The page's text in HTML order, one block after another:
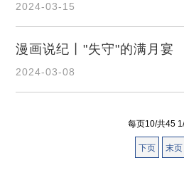
2024-03-15
漫画说纪丨"失守"的满月宴
2024-03-08
每页10/共45
下页 末页